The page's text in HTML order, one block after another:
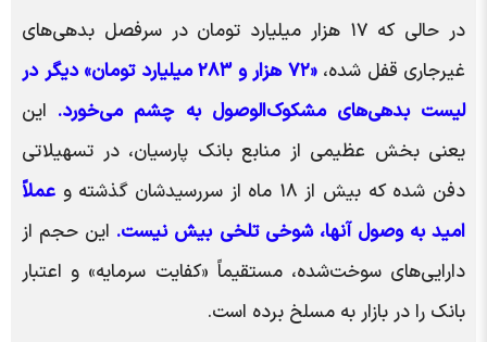
در حالی که ۱۷ هزار میلیارد تومان در سرفصل بدهی‌های
غیرجاری قفل شده،
«۷۲ هزار و ۲۸۳ میلیارد تومان» دیگر در
لیست بدهی‌های مشکوک‌الوصول به چشم می‌خورد. این
یعنی بخش عظیمی از منابع بانک پارسیان، در تسهیلاتی
دفن شده که بیش از ۱۸ ماه از سررسیدشان گذشته و
عملاً
امید به وصول آنها، شوخی تلخی بیش نیست. این حجم از
دارایی‌های سوخت‌شده، مستقیماً «کفایت سرمایه» و اعتبار
بانک را در بازار به مسلخ برده است.